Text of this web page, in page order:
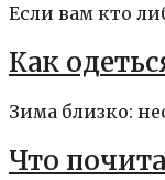
Если вам кто
Как
Зима близко:
Что